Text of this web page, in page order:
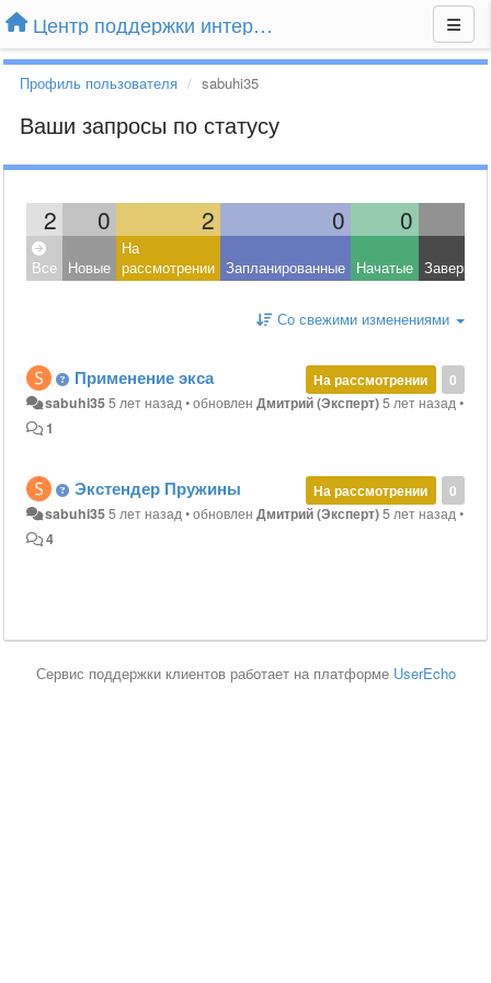
Центр поддержки интернет-магазина Extender24.ru
Профиль пользователя sabuhi35
Ваши запросы по статусу
2 0 2 0 0
Все Новые
На
рассмотрении Запланированные Начатые
Со свежими изменениями
0
На рассмотрении
Применение экса
sabuhi355 лет назад•обновленДмитрий (Эксперт)5 лет назад•
1
0
На рассмотрении
Экстендер Пружины
sabuhi355 лет назад•обновленДмитрий (Эксперт)5 лет назад•
4
Сервис поддержки клиентов работает на платформе UserEcho